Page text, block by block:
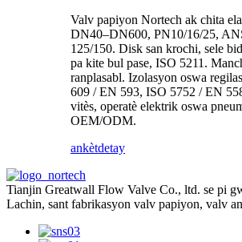
Valv papiyon Nortech ak chita
DN40–DN600, PN10/16/25,
125/150. Disk san krochi, sele
pa kite bul pase, ISO 5211.
ranplasabl. Izolasyon oswa
609 / EN 593, ISO 5752 / EN
vitès, operatè elektrik oswa
OEM/ODM.
ankètdetay
Tianjin Greatwall Flow Valve Co., ltd. se pi
Lachin, sant fabrikasyon valv papiyon, valv